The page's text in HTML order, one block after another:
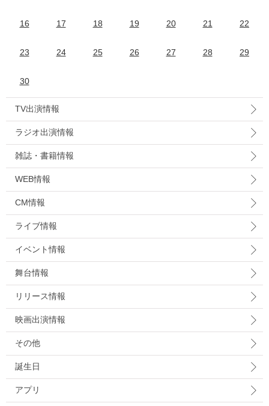
16 17 18 19 20 21 22
23 24 25 26 27 28 29
30
TV出演情報
ラジオ出演情報
雑誌・書籍情報
WEB情報
CM情報
ライブ情報
イベント情報
舞台情報
リリース情報
映画出演情報
その他
誕生日
アプリ